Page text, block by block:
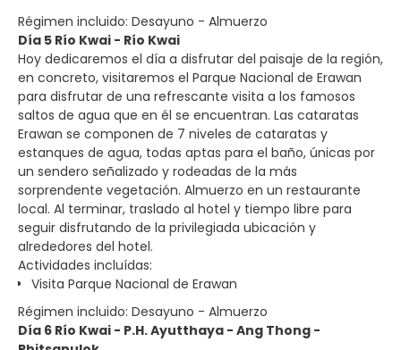
Régimen incluido: Desayuno - Almuerzo
Día 5 Río Kwai - Río Kwai
Hoy dedicaremos el día a disfrutar del paisaje de la región,
en concreto, visitaremos el Parque Nacional de Erawan
para disfrutar de una refrescante visita a los famosos
saltos de agua que en él se encuentran. Las cataratas
Erawan se componen de 7 niveles de cataratas y
estanques de agua, todas aptas para el baño, únicas por
un sendero señalizado y rodeadas de la más
sorprendente vegetación. Almuerzo en un restaurante
local. Al terminar, traslado al hotel y tiempo libre para
seguir disfrutando de la privilegiada ubicación y
alrededores del hotel.
Actividades incluídas:
Visita Parque Nacional de Erawan
Régimen incluido: Desayuno - Almuerzo
Día 6 Río Kwai - P.H. Ayutthaya - Ang Thong -